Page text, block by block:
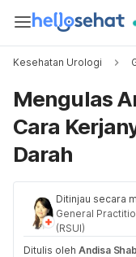
Kesehatan Urologi
Mengulas
Cara
Darah
Ditinjau secara
General
(RSUI)
Ditulis oleh Andisa